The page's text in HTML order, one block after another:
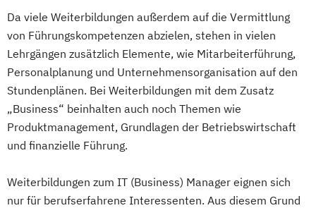
Da viele Weiterbildungen außerdem auf die Vermittlung
von Führungskompetenzen abzielen, stehen in vielen
Lehrgängen zusätzlich Elemente, wie Mitarbeiterführung,
Personalplanung und Unternehmensorganisation auf den
Stundenplänen. Bei Weiterbildungen mit dem Zusatz
„Business“ beinhalten auch noch Themen wie
Produktmanagement, Grundlagen der Betriebswirtschaft
und finanzielle Führung.
Weiterbildungen zum IT (Business) Manager eignen sich
nur für berufserfahrene Interessenten. Aus diesem Grund